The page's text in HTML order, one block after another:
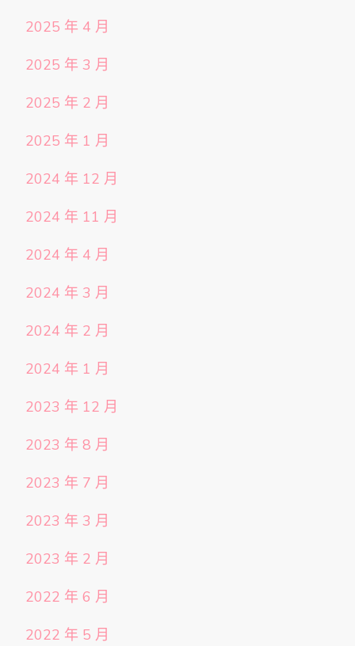
2025 年 4 月
2025 年 3 月
2025 年 2 月
2025 年 1 月
2024 年 12 月
2024 年 11 月
2024 年 4 月
2024 年 3 月
2024 年 2 月
2024 年 1 月
2023 年 12 月
2023 年 8 月
2023 年 7 月
2023 年 3 月
2023 年 2 月
2022 年 6 月
2022 年 5 月